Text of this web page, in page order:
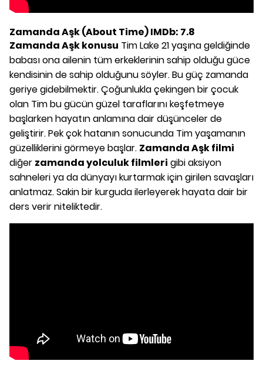
Zamanda Aşk (About Time) IMDb: 7.8
Zamanda Aşk konusu Tim Lake 21 yaşına geldiğinde
babası ona ailenin tüm erkeklerinin sahip olduğu güce
kendisinin de sahip olduğunu söyler. Bu güç zamanda
geriye gidebilmektir. Çoğunlukla çekingen bir çocuk
olan Tim bu gücün güzel taraflarını keşfetmeye
başlarken hayatın anlamına dair düşünceler de
geliştirir. Pek çok hatanın sonucunda Tim yaşamanın
güzelliklerini görmeye başlar. Zamanda Aşk filmi
diğer zamanda yolculuk filmleri gibi aksiyon
sahneleri ya da dünyayı kurtarmak için girilen savaşları
anlatmaz. Sakin bir kurguda ilerleyerek hayata dair bir
ders verir niteliktedir.